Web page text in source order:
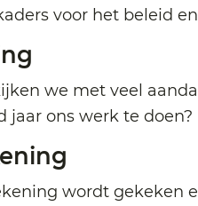
voor het beleid
we met veel
jaar ons werk te
wordt gekeken